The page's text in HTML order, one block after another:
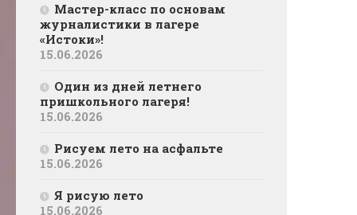
Мастер-класс по основам
журналистики в лагере
«Истоки»!
15.06.2026
Один из дней летнего
пришкольного лагеря!
15.06.2026
Рисуем лето на асфальте
15.06.2026
Я рисую лето
15.06.2026